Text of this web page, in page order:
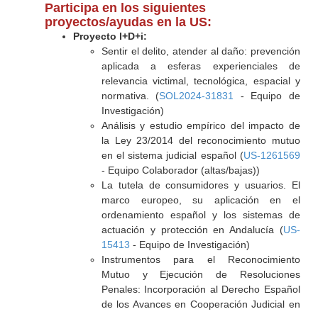
Participa en los siguientes
proyectos/ayudas en la US:
Proyecto I+D+i:
Sentir el delito, atender al daño: prevención
aplicada a esferas experienciales de
relevancia victimal, tecnológica, espacial y
normativa. (SOL2024-31831
- Equipo de
Investigación)
Análisis y estudio empírico del impacto de
la Ley 23/2014 del reconocimiento mutuo
en el sistema judicial español (US-1261569
- Equipo Colaborador (altas/bajas))
La tutela de consumidores y usuarios. El
marco europeo, su aplicación en el
ordenamiento español y los sistemas de
actuación y protección en Andalucía (US-
15413 - Equipo de Investigación)
Instrumentos para el Reconocimiento
Mutuo y Ejecución de Resoluciones
Penales: Incorporación al Derecho Español
de los Avances en Cooperación Judicial en